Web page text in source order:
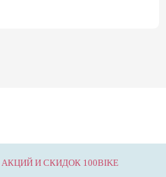
И СКИДОК 100BIKE